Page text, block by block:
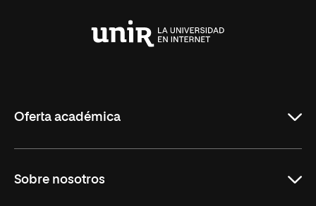
Oferta académica
Másteres Oficiales
Sobre nosotros